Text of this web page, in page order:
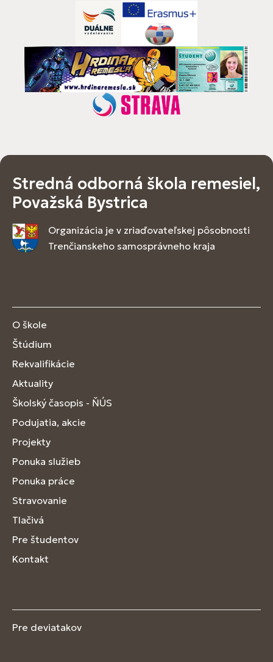
Stredná odborná škola remesiel,
Považská Bystrica
Organizácia je v zriaďovateľskej pôsobnosti
Trenčianskeho samosprávneho kraja
O škole
Štúdium
Rekvalifikácie
Aktuality
Školský časopis - ŇÚS
Podujatia, akcie
Projekty
Ponuka služieb
Ponuka práce
Stravovanie
Tlačivá
Pre študentov
Kontakt
Pre deviatakov